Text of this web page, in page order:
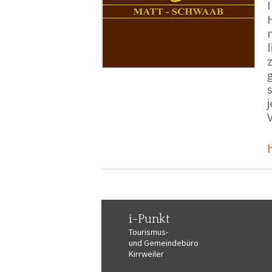
i-Punkt
Tourismus-
und Gemeindebüro
Kirrweiler